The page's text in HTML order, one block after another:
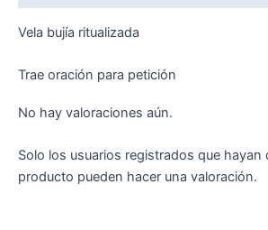
Vela bujía ritualizada
Trae oración para petición
No hay valoraciones aún.
Solo los usuarios registrados que hayan
producto pueden hacer una valoración.